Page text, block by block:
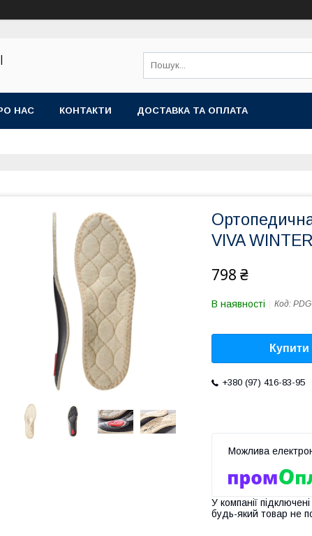
НАС КОНТАКТИ ДОСТАВКА ТА ОПЛАТА
VIVA
798 ₴
В наявності Код:
Купити
+380 (97) 416-83-95
У компанії
будь-який товар не